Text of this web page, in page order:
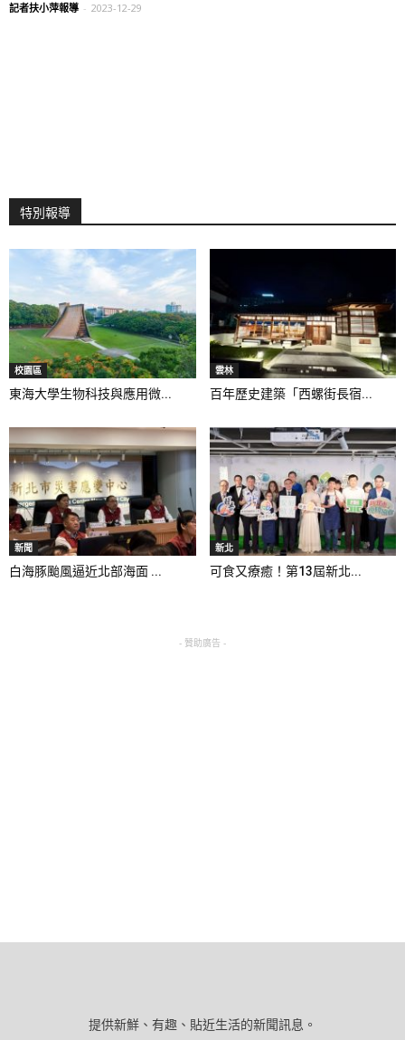
記者扶小萍報導 - 2023-12-29
特別報導
校園區
東海大學生物科技與應用微...
雲林
百年歷史建築「西螺街長宿...
新聞
白海豚颱風逼近北部海面 ...
新北
可食又療癒！第13屆新北...
- 贊助廣告 -
提供新鮮、有趣、貼近生活的新聞訊息。